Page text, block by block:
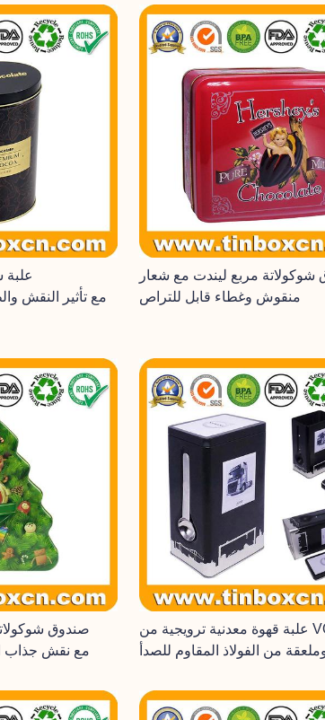
علبة
شوكولاتة مربع ليندت مع شعار
منقوش وغطاء قابل للتراص
صندوق
شجرة GHIRARDELLI مع نقش جذاب
علبة قهوة معدنية ترويجية من VOLVO مع
من الفولاذ المقاوم للصدأ